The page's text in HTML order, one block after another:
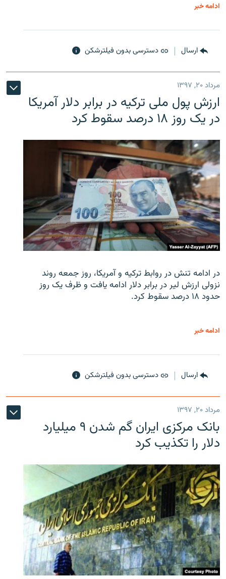
ادامه خبر
ارسال دسترسی بدون فیلترشکن
مرداد ۲۰, ۱۳۹۷
ارزش پول ملی ترکیه در برابر دلار آمریکا
در یک روز ۱۸ درصد سقوط کرد
در ادامه تنش در روابط ترکیه و آمریکا، روز جمعه روند
نزولی ارزش لیر در برابر دلار ادامه یافت و ظرف یک روز
حدود ۱۸ درصد سقوط کرد.
ادامه خبر
ارسال دسترسی بدون فیلترشکن
مرداد ۲۰, ۱۳۹۷
بانک مرکزی ایران گم شدن ۹ میلیارد
دلار را تکذیب کرد